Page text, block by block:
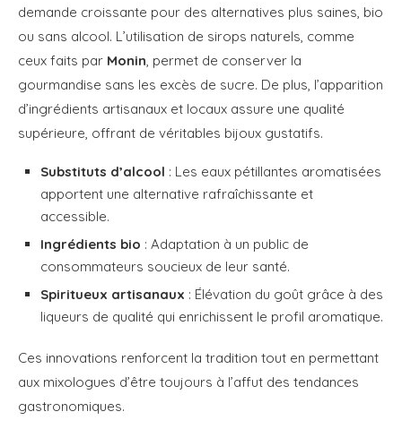
demande croissante pour des alternatives plus saines, bio
ou sans alcool. L’utilisation de sirops naturels, comme
ceux faits par Monin, permet de conserver la
gourmandise sans les excès de sucre. De plus, l’apparition
d’ingrédients artisanaux et locaux assure une qualité
supérieure, offrant de véritables bijoux gustatifs.
Substituts d’alcool : Les eaux pétillantes aromatisées
apportent une alternative rafraîchissante et
accessible.
Ingrédients bio : Adaptation à un public de
consommateurs soucieux de leur santé.
Spiritueux artisanaux : Élévation du goût grâce à des
liqueurs de qualité qui enrichissent le profil aromatique.
Ces innovations renforcent la tradition tout en permettant
aux mixologues d’être toujours à l’affut des tendances
gastronomiques.